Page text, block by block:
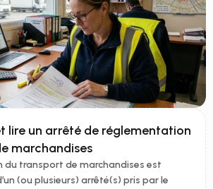
lire un arrêté de réglementation
marchandises
du transport de marchandises est
(ou plusieurs) arrêté(s) pris par le